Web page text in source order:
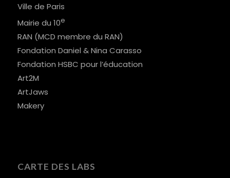
Ville de Paris
Mairie du 10e
RAN (MCD membre du RAN)
Fondation Daniel & Nina Carasso
Fondation HSBC pour l’éducation
Art2M
ArtJaws
Makery
CARTE DES LABS